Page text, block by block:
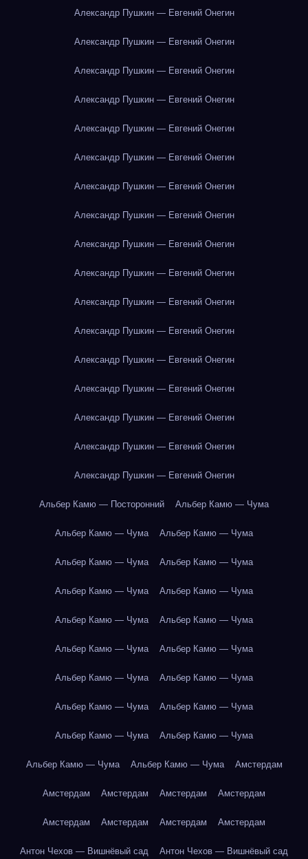
Александр Пушкин — Евгений Онегин
Александр Пушкин — Евгений Онегин
Александр Пушкин — Евгений Онегин
Александр Пушкин — Евгений Онегин
Александр Пушкин — Евгений Онегин
Александр Пушкин — Евгений Онегин
Александр Пушкин — Евгений Онегин
Александр Пушкин — Евгений Онегин
Александр Пушкин — Евгений Онегин
Александр Пушкин — Евгений Онегин
Александр Пушкин — Евгений Онегин
Александр Пушкин — Евгений Онегин
Александр Пушкин — Евгений Онегин
Александр Пушкин — Евгений Онегин
Александр Пушкин — Евгений Онегин
Александр Пушкин — Евгений Онегин
Александр Пушкин — Евгений Онегин
Альбер Камю — Посторонний Альбер Камю — Чума
Альбер Камю — Чума Альбер Камю — Чума
Альбер Камю — Чума Альбер Камю — Чума
Альбер Камю — Чума Альбер Камю — Чума
Альбер Камю — Чума Альбер Камю — Чума
Альбер Камю — Чума Альбер Камю — Чума
Альбер Камю — Чума Альбер Камю — Чума
Альбер Камю — Чума Альбер Камю — Чума
Альбер Камю — Чума Альбер Камю — Чума
Альбер Камю — Чума Альбер Камю — Чума Амстердам
Амстердам Амстердам Амстердам Амстердам
Амстердам Амстердам Амстердам Амстердам
Антон Чехов — Вишнёвый сад Антон Чехов — Вишнёвый сад